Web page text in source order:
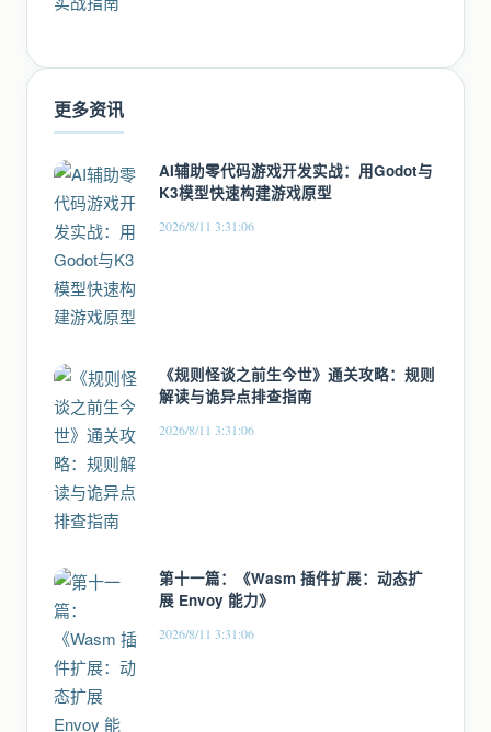
更多资讯
AI辅助零代码游戏开发实战：用Godot与
K3模型快速构建游戏原型
2026/8/11 3:31:06
《规则怪谈之前生今世》通关攻略：规则
解读与诡异点排查指南
2026/8/11 3:31:06
第十一篇：《Wasm 插件扩展：动态扩
展 Envoy 能力》
2026/8/11 3:31:06